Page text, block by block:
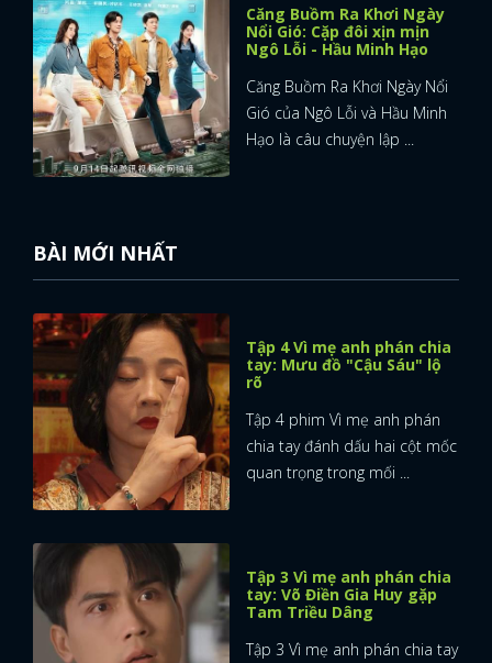
Căng Buồm Ra Khơi Ngày
Nổi Gió: Cặp đôi xịn mịn
Ngô Lỗi - Hầu Minh Hạo
Căng Buồm Ra Khơi Ngày Nổi
Gió của Ngô Lỗi và Hầu Minh
Hạo là câu chuyện lập ...
BÀI MỚI NHẤT
Tập 4 Vì mẹ anh phán chia
tay: Mưu đồ "Cậu Sáu" lộ
rõ
Tập 4 phim Vì mẹ anh phán
chia tay đánh dấu hai cột mốc
quan trọng trong mối ...
Tập 3 Vì mẹ anh phán chia
tay: Võ Điền Gia Huy gặp
Tam Triều Dâng
Tập 3 Vì mẹ anh phán chia tay